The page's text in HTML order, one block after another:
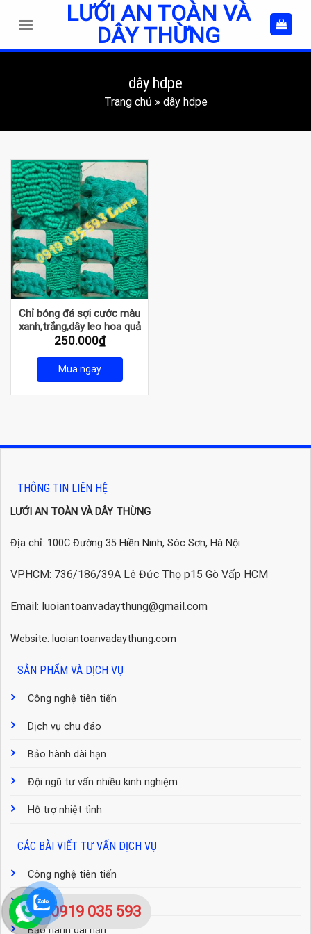
LƯỚI AN TOÀN VÀ
DÂY THỪNG
dây hdpe
Trang chủ » dây hdpe
Chỉ bóng đá sợi cước màu
xanh,trắng,dây leo hoa quả
250.000₫
Mua ngay
THÔNG TIN LIÊN HỆ
LƯỚI AN TOÀN VÀ DÂY THỪNG
Địa chỉ: 100C Đường 35 Hiền Ninh, Sóc Sơn, Hà Nội
VPHCM: 736/186/39A Lê Đức Thọ p15 Gò Vấp HCM
Email: luoiantoanvadaythung@gmail.com
Website: luoiantoanvadaythung.com
SẢN PHẨM VÀ DỊCH VỤ
Công nghệ tiên tiến
Dịch vụ chu đáo
Bảo hành dài hạn
Đội ngũ tư vấn nhiều kinh nghiệm
Hỗ trợ nhiệt tình
CÁC BÀI VIẾT TƯ VẤN DỊCH VỤ
Công nghệ tiên tiến
Dịch vụ chu đáo
Bảo hành dài hạn
0919 035 593